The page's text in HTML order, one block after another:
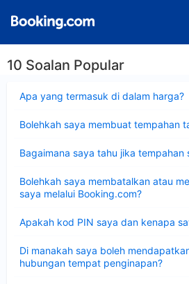
10 Soalan Popular
Apa yang termasuk di dalam harga?
Bolehkah saya membuat tempahan
Bagaimana saya tahu jika tempahan
Bolehkah saya membatalkan atau
saya melalui Booking.com?
Apakah kod PIN saya dan kenapa
Di manakah saya boleh
hubungan tempat penginapan?